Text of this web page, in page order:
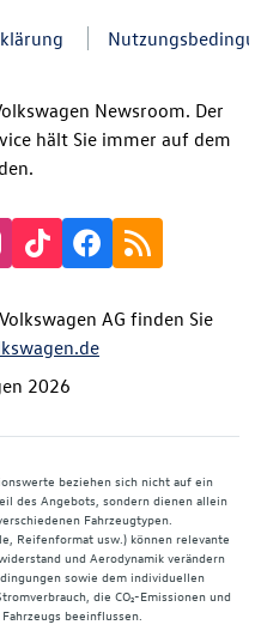
Newsroom. Der
hält Sie immer auf dem
AG finden Sie
2026
beziehen sich nicht auf ein
des Angebots, sondern dienen allein
Fahrzeugtypen.
Reifenformat usw.) können relevante
und Aerodynamik verändern
sowie dem individuellen
die CO₂-Emissionen und
beeinflussen.